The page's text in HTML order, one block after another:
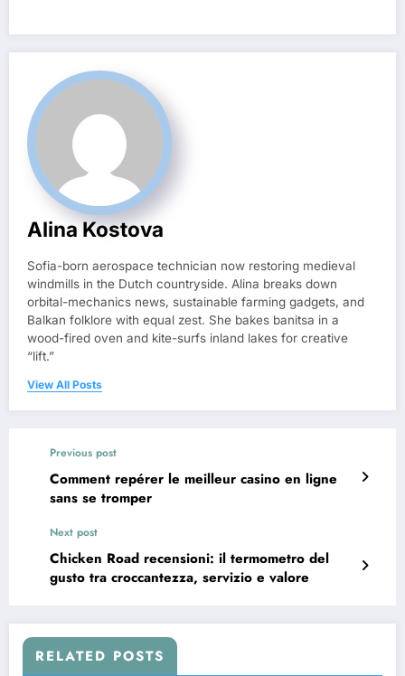
Alina Kostova
Sofia-born aerospace technician now restoring medieval
windmills in the Dutch countryside. Alina breaks down
orbital-mechanics news, sustainable farming gadgets, and
Balkan folklore with equal zest. She bakes banitsa in a
wood-fired oven and kite-surfs inland lakes for creative
“lift.”
View All Posts
Previous post
Comment repérer le meilleur casino en ligne
sans se tromper
Next post
Chicken Road recensioni: il termometro del
gusto tra croccantezza, servizio e valore
RELATED POSTS